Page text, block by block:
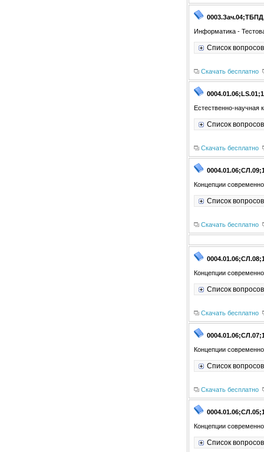
Информатика -
Список
Скачать бесплатно
0004.01.06;LS.01;1
Естественно-научная
Список
Скачать бесплатно
Концепции
Список
Скачать бесплатно
Концепции
Список
Скачать бесплатно
Концепции
Список
Скачать бесплатно
Концепции
Список